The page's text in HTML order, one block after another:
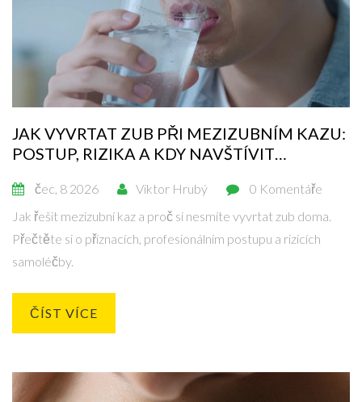
JAK VYVRTAT ZUB PŘI MEZIZUBNÍM KAZU:
POSTUP, RIZIKA A KDY NAVŠTÍVIT
čec, 8 2026 Viktor Hrubý
0 Komentáře
Jak řešit mezizubní kaz a proč si nesmíte vyvrtat zub doma.
Přečtěte si o příznacích, profesionálním postupu a rizicích
samoléčby.
ČÍST VÍCE